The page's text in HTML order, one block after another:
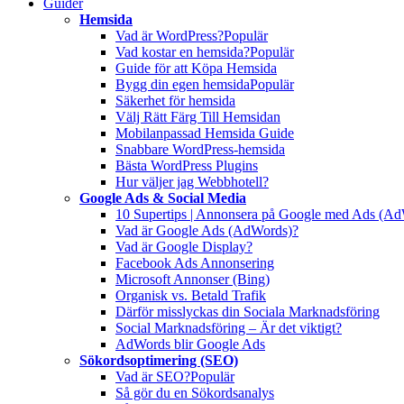
Guider
Hemsida
Vad är WordPress?Populär
Vad kostar en hemsida?Populär
Guide för att Köpa Hemsida
Bygg din egen hemsidaPopulär
Säkerhet för hemsida
Välj Rätt Färg Till Hemsidan
Mobilanpassad Hemsida Guide
Snabbare WordPress-hemsida
Bästa WordPress Plugins
Hur väljer jag Webbhotell?
Google Ads & Social Media
10 Supertips | Annonsera på Google med Ads
Vad är Google Ads (AdWords)?
Vad är Google Display?
Facebook Ads Annonsering
Microsoft Annonser (Bing)
Organisk vs. Betald Trafik
Därför misslyckas din Sociala Marknadsföring
Social Marknadsföring – Är det viktigt?
AdWords blir Google Ads
Sökordsoptimering (SEO)
Vad är SEO?Populär
Så gör du en Sökordsanalys